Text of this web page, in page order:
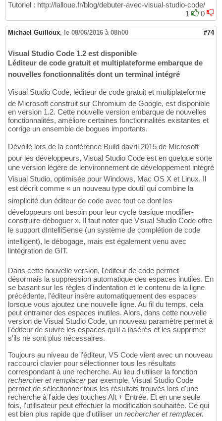
Tutoriel : http://lalloue.fr/blog/debuter-avec-visual-studio-code/
1
0
Michael Guilloux, le 08/06/2016 à 08h00 #74
Visual Studio Code 1.2 est disponible
Léditeur de code gratuit et multiplateforme embarque de
nouvelles fonctionnalités dont un terminal intégré
Visual Studio Code, léditeur de code gratuit et multiplateforme
de Microsoft construit sur Chromium de Google, est disponible
en version 1.2. Cette nouvelle version embarque de nouvelles
fonctionnalités, améliore certaines fonctionnalités existantes et
corrige un ensemble de bogues importants.
Dévoilé lors de la conférence Build davril 2015 de Microsoft
pour les développeurs, Visual Studio Code est en quelque sorte
une version légère de lenvironnement de développement intégré
Visual Studio, optimisée pour Windows, Mac OS X et Linux. Il
est décrit comme « un nouveau type doutil qui combine la
simplicité dun éditeur de code avec tout ce dont les
développeurs ont besoin pour leur cycle basique modifier-
construire-déboguer ». Il faut noter que Visual Studio Code offre
le support dIntelliSense (un système de complétion de code
intelligent), le débogage, mais est également venu avec
lintégration de GIT.
Dans cette nouvelle version, l'éditeur de code permet
désormais la suppression automatique des espaces inutiles. En
se basant sur les règles d'indentation et le contenu de la ligne
précédente, l'éditeur insère automatiquement des espaces
lorsque vous ajoutez une nouvelle ligne. Au fil du temps, cela
peut entrainer des espaces inutiles. Alors, dans cette nouvelle
version de Visual Studio Code, un nouveau paramètre permet à
l'éditeur de suivre les espaces qu'il a insérés et les supprimer
s'ils ne sont plus nécessaires.
Toujours au niveau de l'éditeur, VS Code vient avec un nouveau
raccourci clavier pour sélectionner tous les résultats
correspondant à une recherche. Au lieu d'utiliser la fonction
rechercher et remplacerpar exemple, Visual Studio Code
permet de sélectionner tous les résultats trouvés lors d'une
recherche à l'aide des touches Alt + Entrée. Et en une seule
fois, l'utilisateur peut effectuer la modification souhaitée. Ce qui
est bien plus rapide que d'utiliser un rechercher et remplacer.